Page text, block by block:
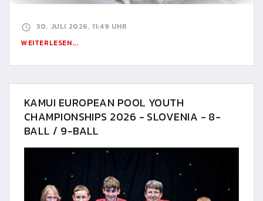
30. JULI 2026, 11:49 UHR
WEITERLESEN...
KAMUI EUROPEAN POOL YOUTH
CHAMPIONSHIPS 2026 - SLOVENIA - 8-
BALL / 9-BALL